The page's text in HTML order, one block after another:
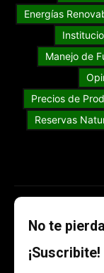
Energías
Manejo de
Precios de
Reservas
No te
¡Suscribite!